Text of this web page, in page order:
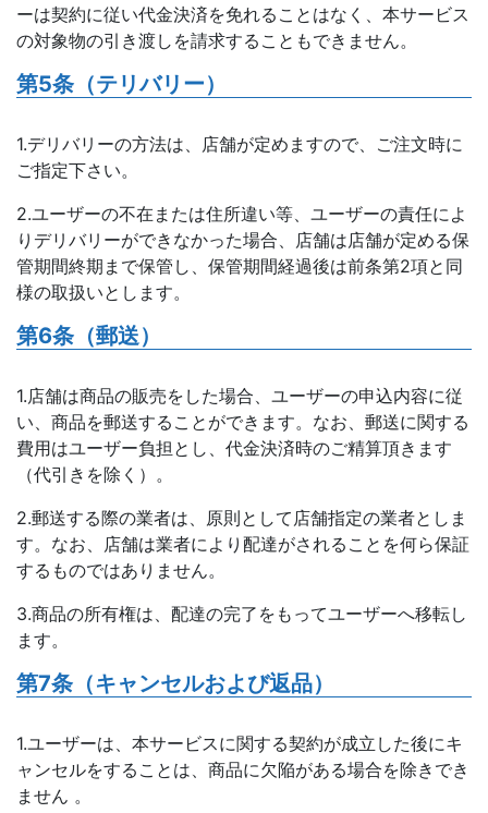
ーは契約に従い代金決済を免れることはなく、本サービス
の対象物の引き渡しを請求することもできません。
第5条（テリバリー）
1.デリバリーの方法は、店舗が定めますので、ご注文時に
ご指定下さい。
2.ユーザーの不在または住所違い等、ユーザーの責任によ
りデリバリーができなかった場合、店舗は店舗が定める保
管期間終期まで保管し、保管期間経過後は前条第2項と同
様の取扱いとします。
第6条（郵送）
1.店舗は商品の販売をした場合、ユーザーの申込内容に従
い、商品を郵送することができます。なお、郵送に関する
費用はユーザー負担とし、代金決済時のご精算頂きます
（代引きを除く）。
2.郵送する際の業者は、原則として店舗指定の業者としま
す。なお、店舗は業者により配達がされることを何ら保証
するものではありません。
3.商品の所有権は、配達の完了をもってユーザーへ移転し
ます。
第7条（キャンセルおよび返品）
1.ユーザーは、本サービスに関する契約が成立した後にキ
ャンセルをすることは、商品に欠陥がある場合を除きでき
ません 。